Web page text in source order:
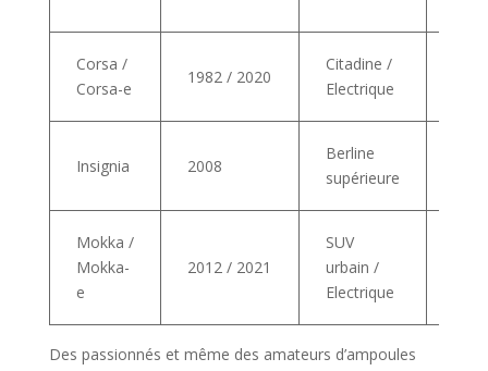
Corsa /
Corsa-e
1982 / 2020
Citadine /
Electrique
Insignia 2008
Berline
supérieure
Mokka /
Mokka-
e
2012 / 2021
SUV
urbain /
Electrique
Des passionnés et même des amateurs d’ampoules